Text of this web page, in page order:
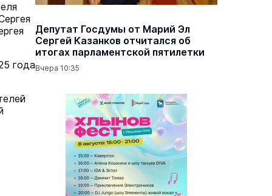
года
Депутат Госдумы от Марий Эл
Сергей Казанков отчитался об
итогах парламентской пятилетки
Вчера 10:35